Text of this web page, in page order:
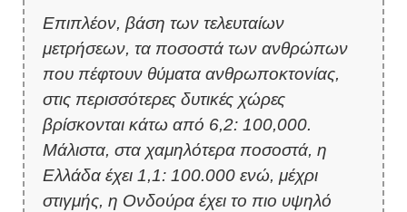
Επιπλέον, βάση των τελευταίων
μετρήσεων, τα ποσοστά των ανθρώπων
που πέφτουν θύματα ανθρωποκτονίας,
στις περισσότερες δυτικές χώρες
βρίσκονται κάτω από 6,2: 100,000.
Μάλιστα, στα χαμηλότερα ποσοστά, η
Ελλάδα έχει 1,1: 100.000 ενώ, μέχρι
στιγμής, η Ονδούρα έχει το πιο υψηλό